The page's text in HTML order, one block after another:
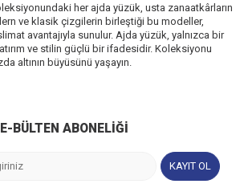
her ajda yüzük, usta zanaatkârların
ve klasik çizgilerin birleştiği bu modeller,
avantajıyla sunulur. Ajda yüzük, yalnızca bir
ve stilin güçlü bir ifadesidir. Koleksiyonu
altının büyüsünü yaşayın.
E-BÜLTEN ABONELIĞI
KAYIT OL